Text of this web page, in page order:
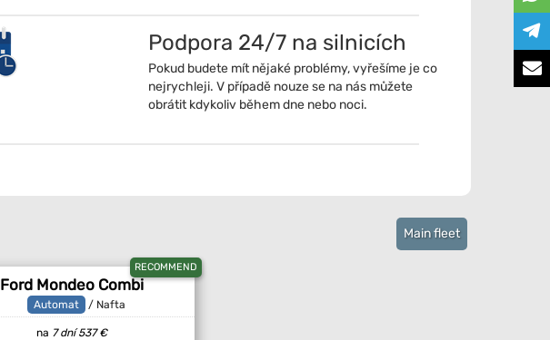
Podpora 24/7 na silnicích
Pokud budete mít nějaké problémy, vyřešíme je co
nejrychleji. V případě nouze se na nás můžete
obrátit kdykoliv během dne nebo noci.
Main fleet
RECOMMEND
Ford Mondeo Combi
Automat / Nafta
na 7 dní 537 €